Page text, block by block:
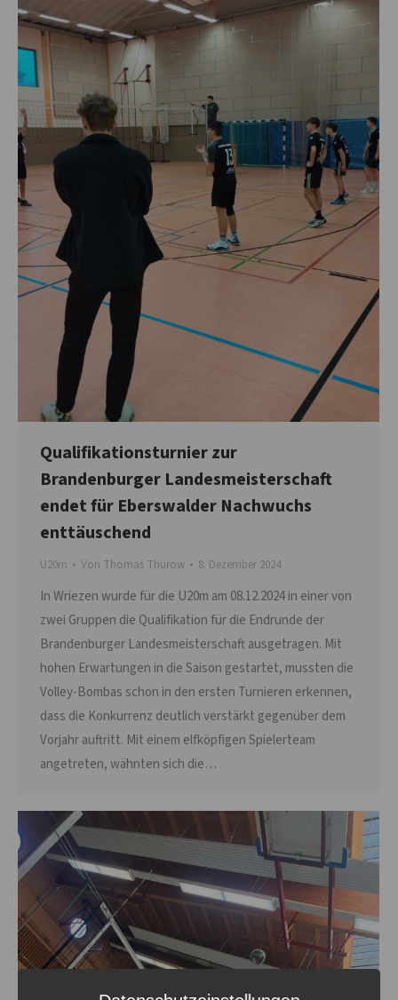
Qualifikationsturnier zur
Brandenburger Landesmeisterschaft
endet für Eberswalder Nachwuchs
enttäuschend
U20m Von Thomas Thurow 8. Dezember 2024
In Wriezen wurde für die U20m am 08.12.2024 in einer von
zwei Gruppen die Qualifikation für die Endrunde der
Brandenburger Landesmeisterschaft ausgetragen. Mit
hohen Erwartungen in die Saison gestartet, mussten die
Volley-Bombas schon in den ersten Turnieren erkennen,
dass die Konkurrenz deutlich verstärkt gegenüber dem
Vorjahr auftritt. Mit einem elfköpfigen Spielerteam
angetreten, wähnten sich die…